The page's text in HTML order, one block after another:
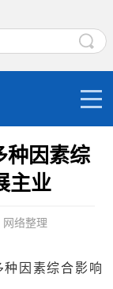
种因素综
主业
网络整理
因素综合影响